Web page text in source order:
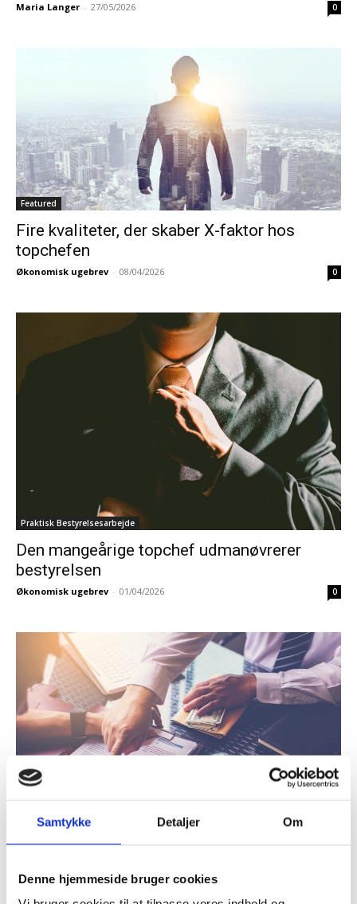
Samtykke Detaljer Om
Denne hjemmeside bruger cookies
Maria Langer - 27/05/2026 0
Featured
Fire kvaliteter, der skaber X-faktor hos
topchefen
Økonomisk ugebrev - 08/04/2026 0
Praktisk Bestyrelsesarbejde
Den mangeårige topchef udmanøvrerer
bestyrelsen
Økonomisk ugebrev - 01/04/2026 0
Bestyrelsens Strategiarbejde
strategiarbejdet